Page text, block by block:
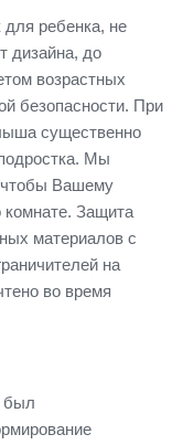
ребенка, не
дизайна, до
возрастных
безопасности. При
существенно
Мы
Вашему
комнате. Защита
материалов с
на
во время
был